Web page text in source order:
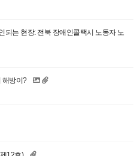
되는 현장: 전북 장애인콜택시 노동자 노
해방이?